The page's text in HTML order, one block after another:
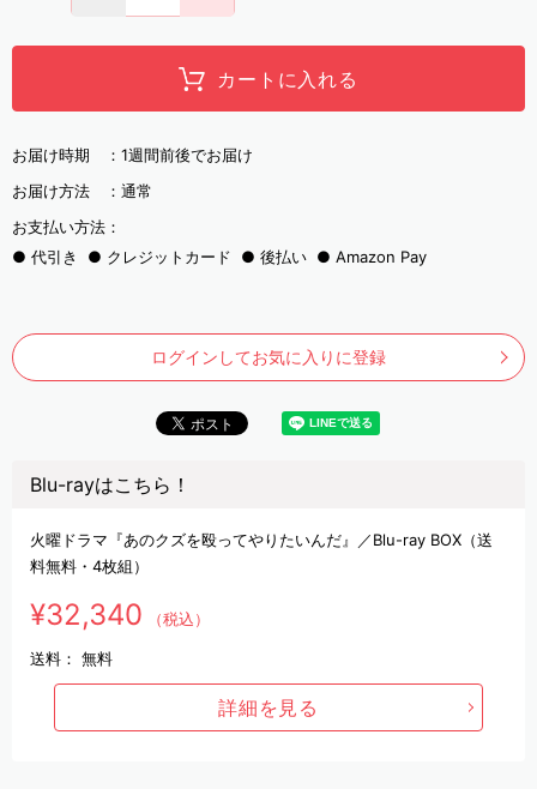
カートに入れる
お届け時期 ： 1週間前後でお届け
お届け方法 ： 通常
お支払い方法：
代引き
クレジットカード 後払い Amazon Pay
ログインしてお気に入りに登録
Blu-rayはこちら！
火曜ドラマ『あのクズを殴ってやりたいんだ』／Blu-ray BOX（送
料無料・4枚組）
¥32,340 （税込）
送料： 無料
詳細を見る